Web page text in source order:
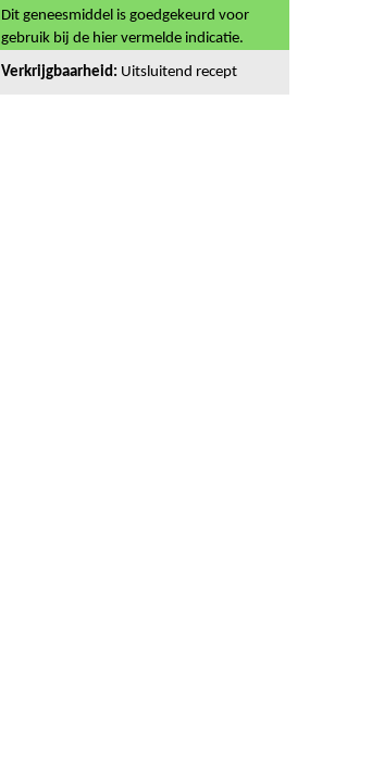
Dit geneesmiddel is goedgekeurd voor
gebruik bij de hier vermelde indicatie.
Verkrijgbaarheid: Uitsluitend recept